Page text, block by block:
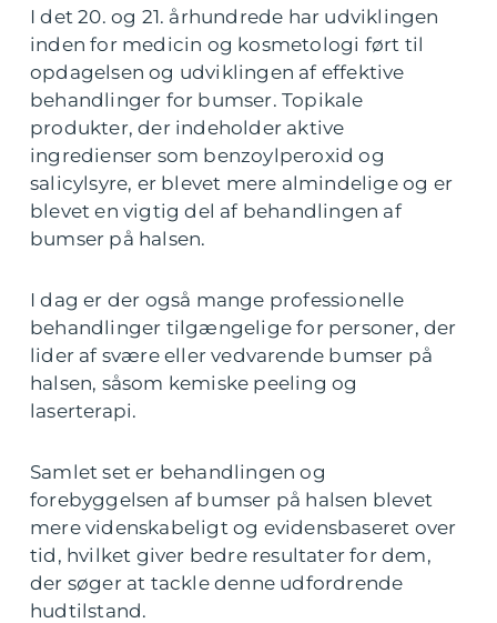
I det 20. og 21. århundrede har udviklingen
inden for medicin og kosmetologi ført til
opdagelsen og udviklingen af effektive
behandlinger for bumser. Topikale
produkter, der indeholder aktive
ingredienser som benzoylperoxid og
salicylsyre, er blevet mere almindelige og er
blevet en vigtig del af behandlingen af
bumser på halsen.
I dag er der også mange professionelle
behandlinger tilgængelige for personer, der
lider af svære eller vedvarende bumser på
halsen, såsom kemiske peeling og
laserterapi.
Samlet set er behandlingen og
forebyggelsen af bumser på halsen blevet
mere videnskabeligt og evidensbaseret over
tid, hvilket giver bedre resultater for dem,
der søger at tackle denne udfordrende
hudtilstand.